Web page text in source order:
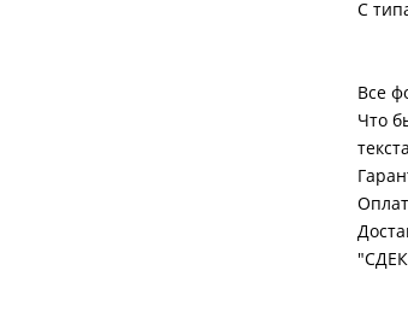
С
Все
Что